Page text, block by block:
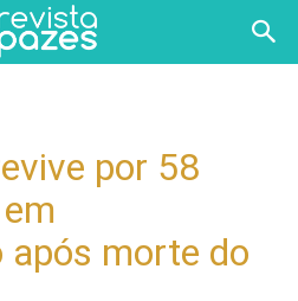
por 58
morte do